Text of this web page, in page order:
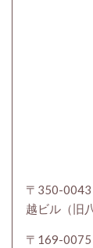
〒350-
越ビル（旧
〒169-